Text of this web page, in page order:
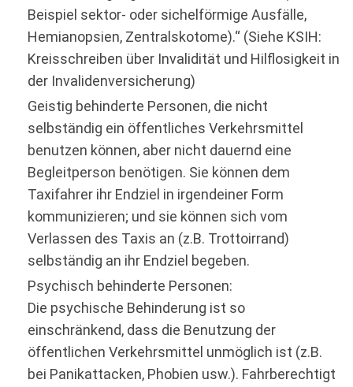
Beispiel sektor- oder sichelförmige Ausfälle,
Hemianopsien, Zentralskotome).“ (Siehe KSIH:
Kreisschreiben über Invalidität und Hilflosigkeit in
der Invalidenversicherung)
Geistig behinderte Personen, die nicht
selbständig ein öffentliches Verkehrsmittel
benutzen können, aber nicht dauernd eine
Begleitperson benötigen. Sie können dem
Taxifahrer ihr Endziel in irgendeiner Form
kommunizieren; und sie können sich vom
Verlassen des Taxis an (z.B. Trottoirrand)
selbständig an ihr Endziel begeben.
Psychisch behinderte Personen:
Die psychische Behinderung ist so
einschränkend, dass die Benutzung der
öffentlichen Verkehrsmittel unmöglich ist (z.B.
bei Panikattacken, Phobien usw.). Fahrberechtigt